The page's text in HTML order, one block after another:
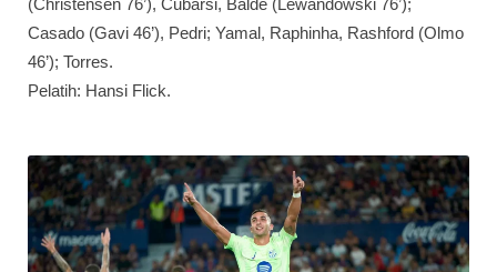
Casado (Gavi 46’), Pedri; Yamal, Raphinha, Rashford (Olmo
46’); Torres.
Pelatih: Hansi Flick.